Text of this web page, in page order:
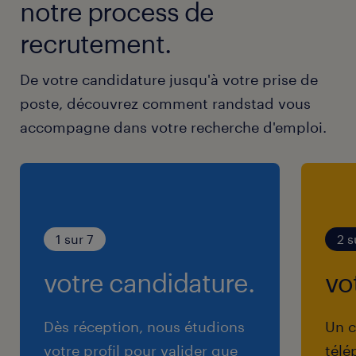
notre process de
recrutement.
De votre candidature jusqu'à votre prise de
poste, découvrez comment randstad vous
accompagne dans votre recherche d'emploi.
1 sur 7
votre candidature.
Dès réception, nous étudions
votre profil pour valider que
2
Un